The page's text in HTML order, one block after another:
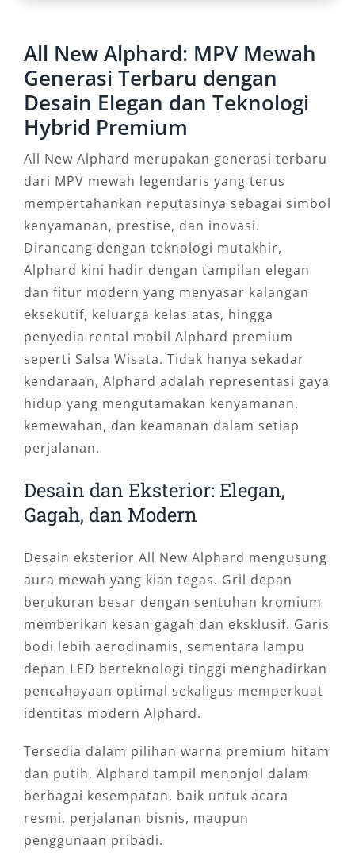
All New Alphard: MPV Mewah
Generasi Terbaru dengan
Desain Elegan dan Teknologi
Hybrid Premium
All New Alphard merupakan generasi terbaru
dari MPV mewah legendaris yang terus
mempertahankan reputasinya sebagai simbol
kenyamanan, prestise, dan inovasi.
Dirancang dengan teknologi mutakhir,
Alphard kini hadir dengan tampilan elegan
dan fitur modern yang menyasar kalangan
eksekutif, keluarga kelas atas, hingga
penyedia rental mobil Alphard premium
seperti Salsa Wisata. Tidak hanya sekadar
kendaraan, Alphard adalah representasi gaya
hidup yang mengutamakan kenyamanan,
kemewahan, dan keamanan dalam setiap
perjalanan.
Desain dan Eksterior: Elegan,
Gagah, dan Modern
Desain eksterior All New Alphard mengusung
aura mewah yang kian tegas. Gril depan
berukuran besar dengan sentuhan kromium
memberikan kesan gagah dan eksklusif. Garis
bodi lebih aerodinamis, sementara lampu
depan LED berteknologi tinggi menghadirkan
pencahayaan optimal sekaligus memperkuat
identitas modern Alphard.
Tersedia dalam pilihan warna premium hitam
dan putih, Alphard tampil menonjol dalam
berbagai kesempatan, baik untuk acara
resmi, perjalanan bisnis, maupun
penggunaan pribadi.